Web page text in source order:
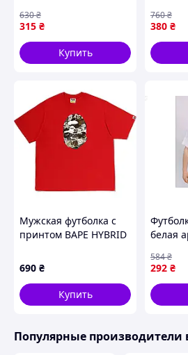
качество ✔
плотность ✔
носки из 100% хлопка
размера M
315 ₴
630₴
Купить
ТМ OSM
380 ₴
760₴
Мужская футболка с
принтом BAPE HYBRID
Красный, XS
690 ₴
Купить
белая
292 ₴
584₴
Популярные производители